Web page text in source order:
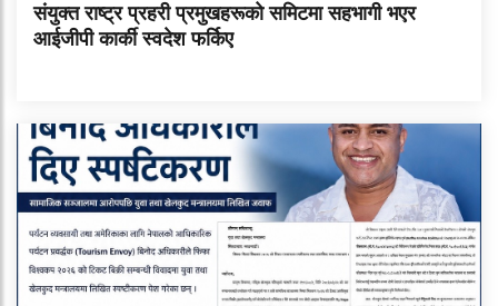
संयुक्त राष्ट्र प्रहरी प्रमुखहरूको समिटमा सहभागी भएर
आईजीपी कार्की स्वदेश फर्किए